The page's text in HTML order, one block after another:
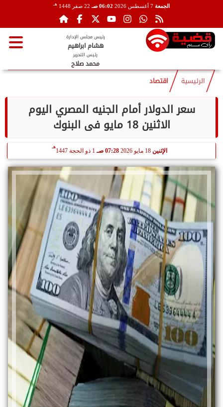
الجمعة 06:02 صـ 22 صفر 1448 هـ
رئيس مجلس الإدارة
هشام ابراهيم
رئيس التحرير
محمد صلاح
الرئيسية اقتصاد
سعر الدولار أمام الجنيه المصري اليوم
الاثنين 18 مايو فى البنوك
الإثنين 07:28 صـ 1 ذو الحجة 1447
هـ